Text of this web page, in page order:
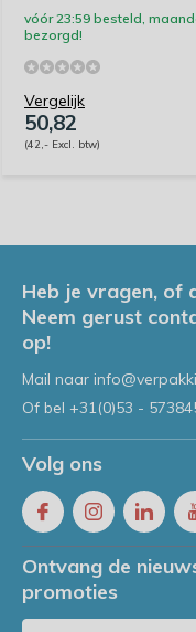
vóór 23:59 besteld,
bezorgd!
Vergelijk
50,82
(42,- Excl. btw)
Heb je vragen, of
Neem gerust
op!
Mail naar
Of bel +31(0)53 -
Volg ons
Ontvang de
promoties